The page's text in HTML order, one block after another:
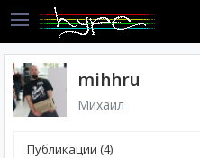
mihhru
Михаил
Публикации (4)